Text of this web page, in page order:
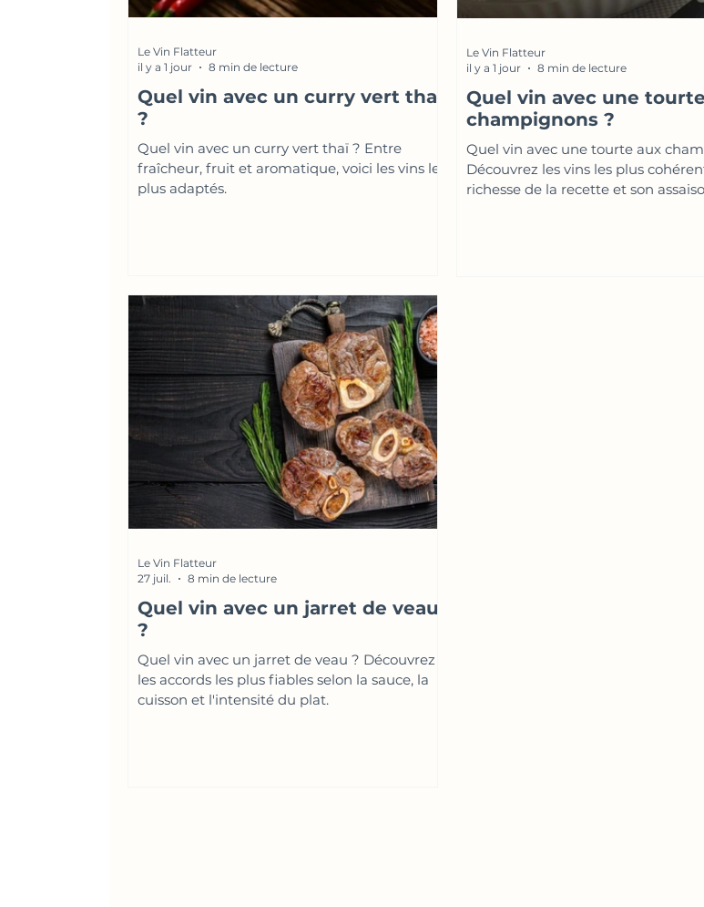
Quel vin avec un curry vert thaï
?
Quel vin avec un curry vert thaï ? Entre
fraîcheur, fruit et aromatique, voici les vins les
plus adaptés.
Le Vin Flatteur
il y a 1 jour
8 min de lecture
Quel vin avec une
champignons ?
Quel vin avec une tourte aux
Découvrez les vins les plus
richesse de la recette et son
Le Vin Flatteur
il y a 1 jour
8 min de lecture
Quel vin avec un jarret de veau
?
Quel vin avec un jarret de veau ? Découvrez
les accords les plus fiables selon la sauce, la
cuisson et l'intensité du plat.
Le Vin Flatteur
27 juil.
8 min de lecture